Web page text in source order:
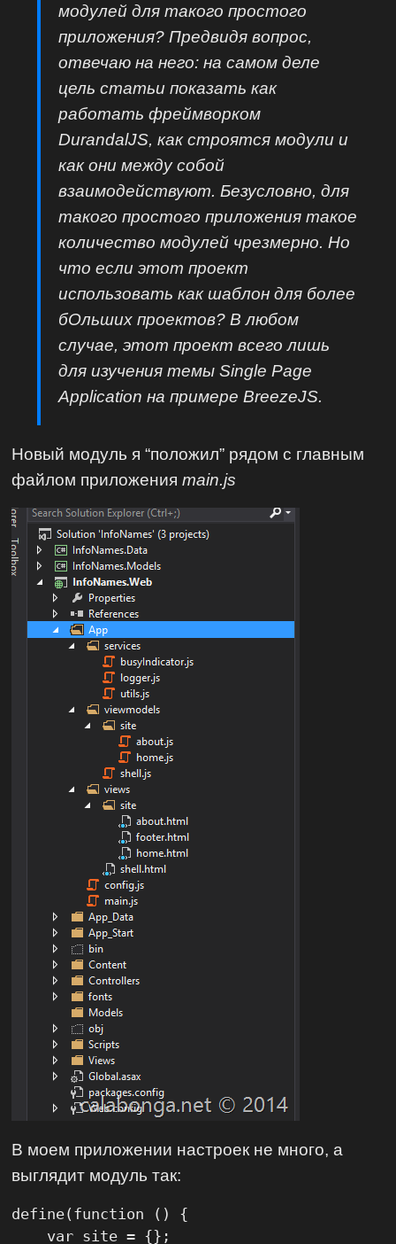
модулей для такого простого
приложения? Предвидя вопрос,
отвечаю на него: на самом деле
цель статьи показать как
работать фреймворком
DurandalJS, как строятся модули и
как они между собой
взаимодействуют. Безусловно, для
такого простого приложения такое
количество модулей чрезмерно. Но
что если этот проект
использовать как шаблон для более
бОльших проектов? В любом
случае, этот проект всего лишь
для изучения темы Single Page
Application на примере BreezeJS.
Новый модуль я “положил” рядом с главным
файлом приложенияmain.js
В моем приложении настроек не много, а
выглядит модуль так:
define(function () {
    var site = {};